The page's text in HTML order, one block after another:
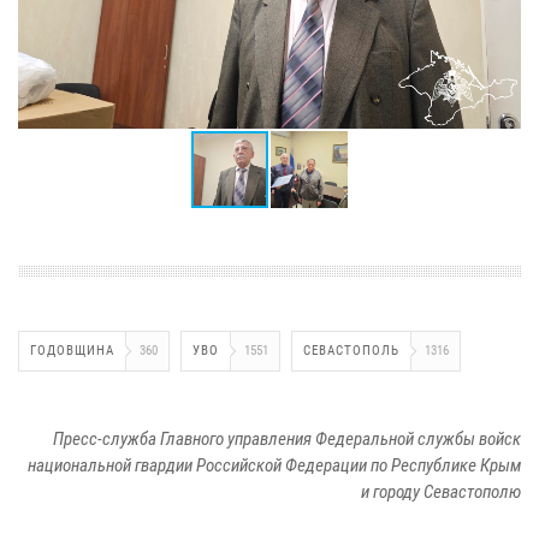
ГОДОВЩИНА 360 УВО 1551 СЕВАСТОПОЛЬ 1316
Пресс-служба Главного управления Федеральной службы войск
национальной гвардии Российской Федерации по Республике Крым
и городу Севастополю